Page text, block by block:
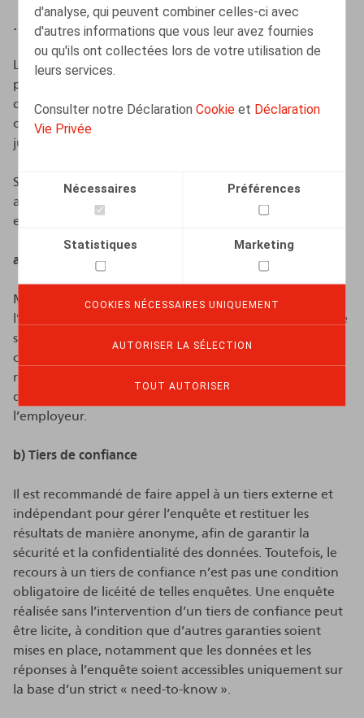
d'analyse, qui peuvent combiner celles-ci avec
d'autres informations que vous leur avez fournies
ou qu'ils ont collectées lors de votre utilisation de
leurs services.
Consulter notre DéclarationCookie et Déclaration
Vie Privée
Nécessaires Préférences
Statistiques Marketing
COOKIES NÉCESSAIRES UNIQUEMENT
AUTORISER LA SÉLECTION
TOUT AUTORISER
… mais pas obligatoires
La CNIL reconnaît toutefois qu’il n’est pas toujours
possible de mener des enquêtes anonymes et confirme
que les mesures de diversité ne doivent pas
obligatoirement être anonymisées pour être
juridiquement valides.
Si l’enquête sur la diversité n’est pas totalement
anonyme, le RGPD s’applique. Cela entraine bien
entendu plusieurs conséquences :
a) Base juridique applicable
Mesurer la diversité peut, selon la CNIL, reposer sur
l’intérêt légitime de l’employeur, notamment lorsqu’elle
s’inscrit dans une politique de prévention et de lutte
contre les discriminations. La CNIL formule plusieurs
recommandations pour garantir un équilibre entre les
droits et libertés des travailleurs et les intérêts de
l’employeur.
b) Tiers de confiance
Il est recommandé de faire appel à un tiers externe et
indépendant pour gérer l’enquête et restituer les
résultats de manière anonyme, afin de garantir la
sécurité et la confidentialité des données. Toutefois, le
recours à un tiers de confiance n’est pas une condition
obligatoire de licéité de telles enquêtes. Une enquête
réalisée sans l’intervention d’un tiers de confiance peut
être licite, à condition que d’autres garanties soient
mises en place, notamment que les données et les
réponses à l’enquête soient accessibles uniquement sur
la base d’un strict « need-to-know ».